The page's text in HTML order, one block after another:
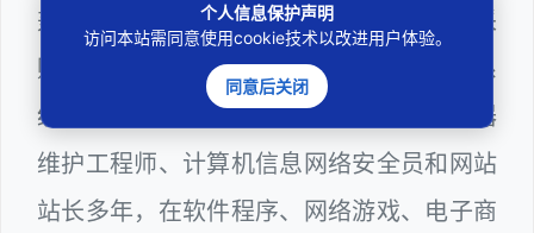
兼任深圳市人民政府听证员、深圳市政府采
购评审专家（法律类），深圳市某区政府系
统公职律师、WEB前端开发和 WEB服务器
维护工程师、计算机信息网络安全员和网站
站长多年，在软件程序、网络游戏、电子商
个人信息保护声明
访问本站需同意使用cookie技术以改进用户体验。
同意后关闭